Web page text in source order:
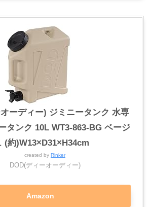
ーディー) ジミニータンク 水専
タンク 10L WT3-863-BG ベージ
(約)W13×D31×H34cm
created by Rinker
DOD(ディーオーディー)
Amazon